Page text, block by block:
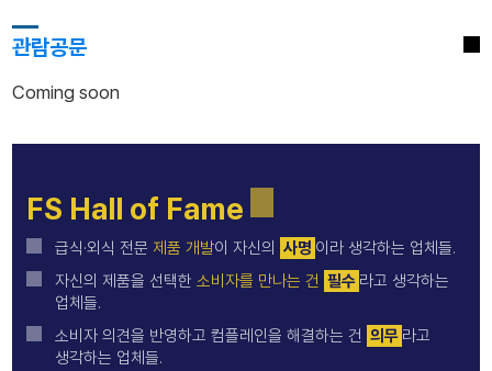
관람공문
Coming soon
FS Hall of Fame
급식·외식 전문 제품 개발이 자신의 사명 이라 생각하는 업체들.
자신의 제품을 선택한 소비자를 만나는 건 필수 라고 생각하는
업체들.
소비자 의견을 반영하고 컴플레인을 해결하는 건 의무 라고
생각하는 업체들.